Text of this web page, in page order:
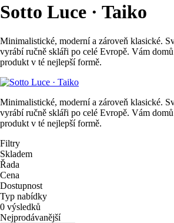
Sotto Luce · Taiko
Minimalistické, moderní a zároveň klasické.
vyrábí ručně skláři po celé Evropě. Vám
produkt v té nejlepší formě.
Minimalistické, moderní a zároveň klasické.
vyrábí ručně skláři po celé Evropě. Vám
produkt v té nejlepší formě.
Filtry
Skladem
Řada
Cena
Dostupnost
Typ nabídky
0 výsledků
Nejprodávanější